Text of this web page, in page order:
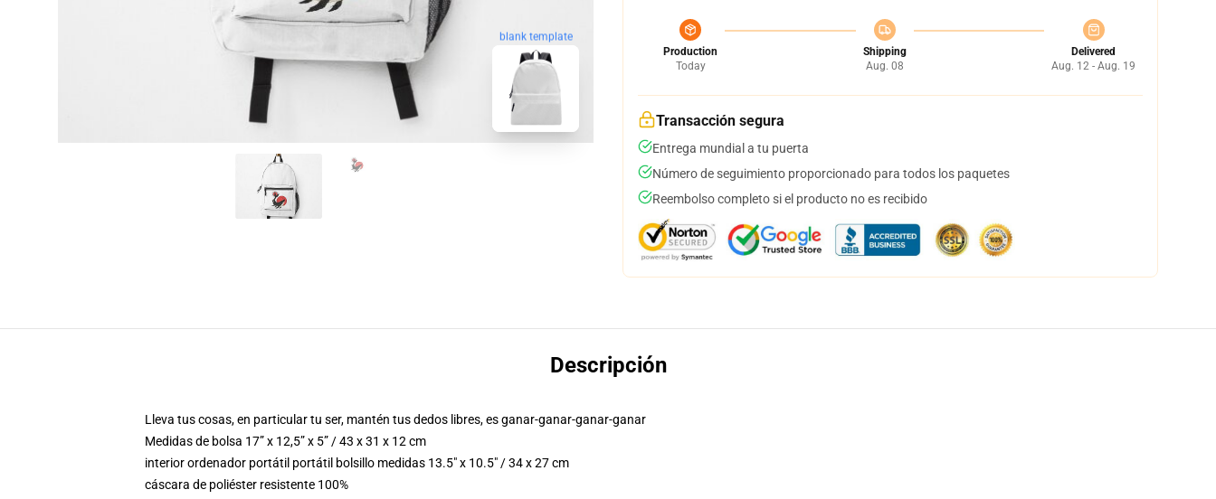
blank template
Production
Today
Shipping
Aug. 08
Delivered
Aug. 12 - Aug. 19
Transacción segura
Entrega mundial a tu puerta
Número de seguimiento proporcionado para todos los paquetes
Reembolso completo si el producto no es recibido
Descripción
Lleva tus cosas, en particular tu ser, mantén tus dedos libres, es ganar-ganar-ganar-ganar
Medidas de bolsa 17” x 12,5” x 5” / 43 x 31 x 12 cm
interior ordenador portátil portátil bolsillo medidas 13.5" x 10.5" / 34 x 27 cm
cáscara de poliéster resistente 100%